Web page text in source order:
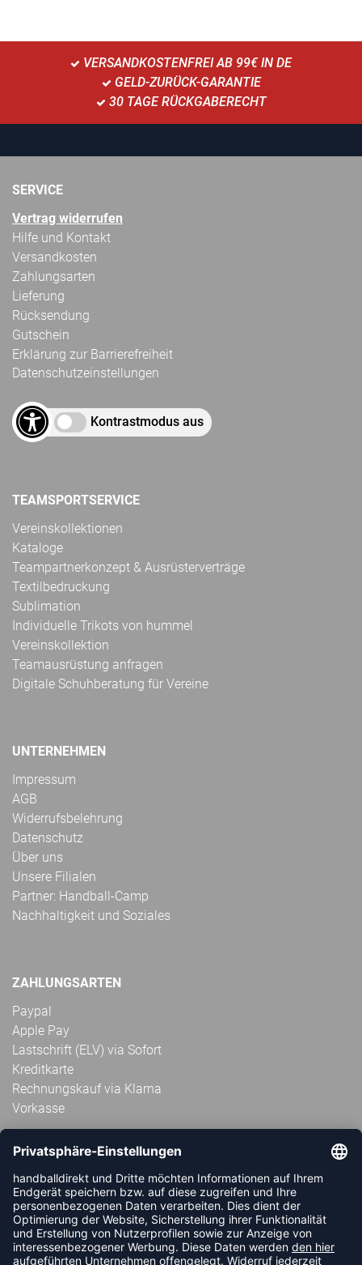
VERSANDKOSTENFREI AB 99€ IN DE
GELD-ZURÜCK-GARANTIE
30 TAGE RÜCKGABERECHT
SERVICE
Vertrag widerrufen
Hilfe und Kontakt
Versandkosten
Zahlungsarten
Lieferung
Rücksendung
Gutschein
Erklärung zur Barrierefreiheit
Datenschutzeinstellungen
Kontrastmodus aus
TEAMSPORTSERVICE
Vereinskollektionen
Kataloge
Teampartnerkonzept & Ausrüsterverträge
Textilbedruckung
Sublimation
Individuelle Trikots von hummel
Vereinskollektion
Teamausrüstung anfragen
Digitale Schuhberatung für Vereine
UNTERNEHMEN
Impressum
AGB
Widerrufsbelehrung
Datenschutz
Über uns
Unsere Filialen
Partner: Handball-Camp
Nachhaltigkeit und Soziales
ZAHLUNGSARTEN
Paypal
Apple Pay
Lastschrift (ELV) via Sofort
Kreditkarte
Rechnungskauf via Klarna
Vorkasse
ABONNIERE JETZT DEN KOSTENLOSEN
HANDBALLDIREKT-NEWSLETTER UND VERPASSE KEINE
NEUIGKEIT ODER AKTION MEHR.
JETZT ANMELDEN